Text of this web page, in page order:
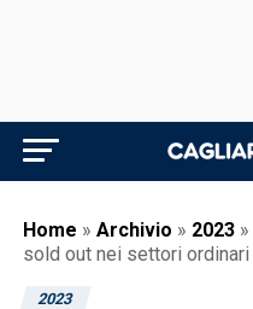
Home » Archivio » 2023 »
sold out nei settori ordinari
2023